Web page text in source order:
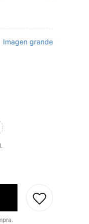
Imagen grande